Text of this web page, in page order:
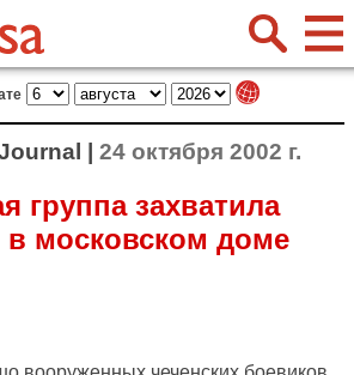
| 24 октября 2002 г.
группа захватила
в московском доме